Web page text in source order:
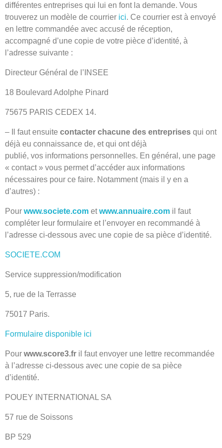
différentes entreprises qui lui en font la demande. Vous
trouverez un modèle de courrier ici. Ce courrier est à envoyé
en lettre commandée avec accusé de réception,
accompagné d’une copie de votre pièce d’identité, à
l’adresse suivante :
Directeur Général de l’INSEE
18 Boulevard Adolphe Pinard
75675 PARIS CEDEX 14.
– Il faut ensuite contacter chacune des entreprises qui ont
déjà eu connaissance de, et qui ont déjà
publié, vos informations personnelles. En général, une page
« contact » vous permet d’accéder aux informations
nécessaires pour ce faire. Notamment (mais il y en a
d’autres) :
Pour www.societe.com etwww.annuaire.com il faut
compléter leur formulaire et l’envoyer en recommandé à
l’adresse ci-dessous avec une copie de sa pièce d’identité.
SOCIETE.COM
Service suppression/modification
5, rue de la Terrasse
75017 Paris.
Formulaire disponible ici
Pour www.score3.fr il faut envoyer une lettre recommandée
à l’adresse ci-dessous avec une copie de sa pièce
d’identité.
POUEY INTERNATIONAL SA
57 rue de Soissons
BP 529